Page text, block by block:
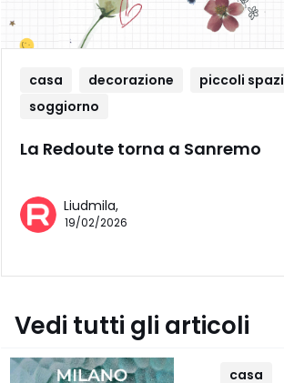
casa decorazione
piccoli spazi
soggiorno
La Redoute torna a Sanremo
Liudmila,
19/02/2026
Vedi tutti gli articoli
casa